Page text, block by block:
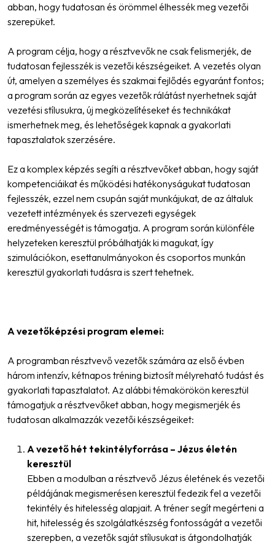
abban, hogy tudatosan és örömmel élhessék meg vezetői
szerepüket.
A program célja, hogy a résztvevők ne csak felismerjék, de
tudatosan fejlesszék is vezetői készségeiket. A vezetés olyan
út, amelyen a személyes és szakmai fejlődés egyaránt fontos;
a program során az egyes vezetők rálátást nyerhetnek saját
vezetési stílusukra, új megközelítéseket és technikákat
ismerhetnek meg, és lehetőségek kapnak a gyakorlati
tapasztalatok szerzésére.
Ez a komplex képzés segíti a résztvevőket abban, hogy saját
kompetenciáikat és működési hatékonyságukat tudatosan
fejlesszék, ezzel nem csupán saját munkájukat, de az általuk
vezetett intézmények és szervezeti egységek
eredményességét is támogatja. A program során különféle
helyzeteken keresztül próbálhatják ki magukat, így
szimulációkon, esettanulmányokon és csoportos munkán
keresztül gyakorlati tudásra is szert tehetnek.
A vezetőképzési program elemei:
A programban résztvevő vezetők számára az első évben
három intenzív, kétnapos tréning biztosít mélyreható tudást és
gyakorlati tapasztalatot. Az alábbi témakörökön keresztül
támogatjuk a résztvevőket abban, hogy megismerjék és
tudatosan alkalmazzák vezetői készségeiket:
A vezető hét tekintélyforrása – Jézus életén
keresztül
Ebben a modulban a résztvevő Jézus életének és vezetői
példájának megismerésen keresztül fedezik fel a vezetői
tekintély és hitelesség alapjait. A tréner segít megérteni a
hit, hitelesség és szolgálatkészség fontosságát a vezetői
szerepben, a vezetők saját stílusukat is átgondolhatják